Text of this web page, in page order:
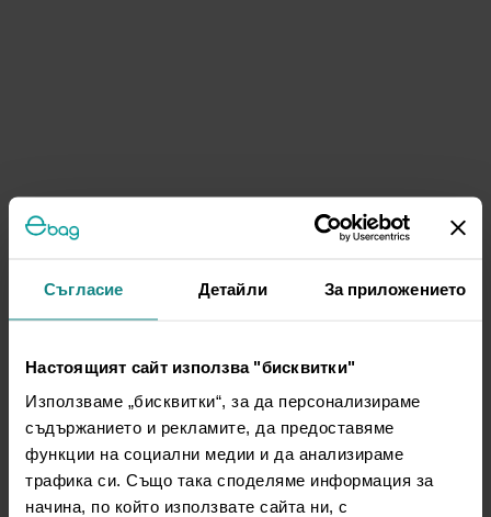
Съгласие Детайли За приложението
Настоящият сайт използва "бисквитки"
Използваме „бисквитки“, за да персонализираме
съдържанието и рекламите, да предоставяме
функции на социални медии и да анализираме
трафика си. Също така споделяме информация за
начина, по който използвате сайта ни, с